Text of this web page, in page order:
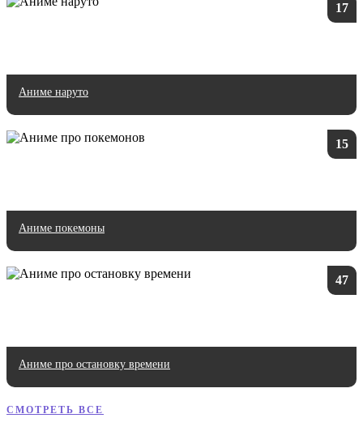
17
Аниме наруто
15
Аниме покемоны
47
Аниме про остановку времени
СМОТРЕТЬ ВСЕ